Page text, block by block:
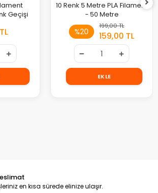
Geçişi
10 Renk 5 Metre PLA Filament
- 50 Metre
%20
199,00 TL
159,00 TL
EKLE
en kısa sürede elinize ulaşır.